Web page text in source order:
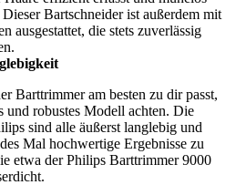
Bartschneider ist außerdem mit
ausgestattet, die stets zuverlässig
Barttrimmer am besten zu dir passt,
und robustes Modell achten. Die
sind alle äußerst langlebig und
Mal hochwertige Ergebnisse zu
etwa der Philips Barttrimmer 9000